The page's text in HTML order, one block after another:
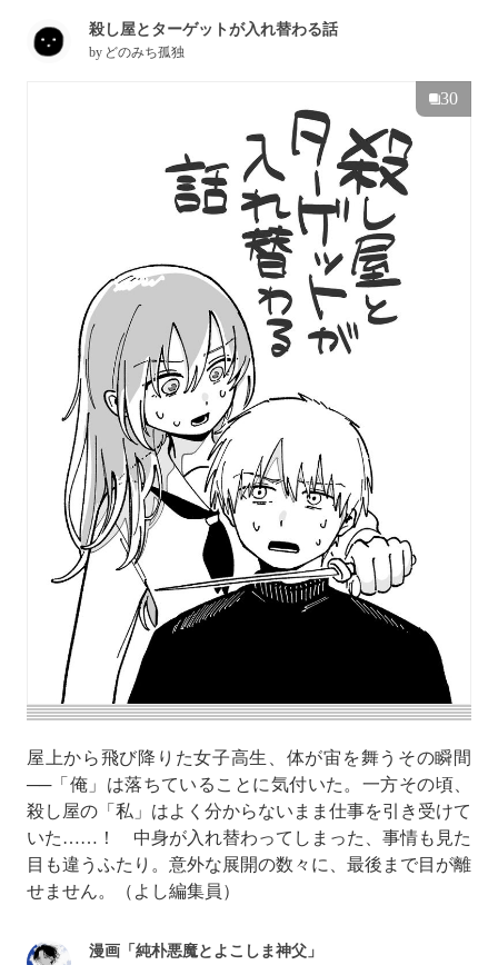
殺し屋とターゲットが入れ替わる話
by どのみち孤独
30
屋上から飛び降りた女子高生、体が宙を舞うその瞬間
──「俺」は落ちていることに気付いた。一方その頃、
殺し屋の「私」はよく分からないまま仕事を引き受けて
いた……！ 中身が入れ替わってしまった、事情も見た
目も違うふたり。意外な展開の数々に、最後まで目が離
せません。（よし編集員）
漫画「純朴悪魔とよこしま神父」